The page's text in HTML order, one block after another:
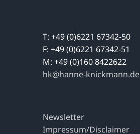
T: +49 (0)6221 67342-50
F: +49 (0)6221 67342-51
M: +49 (0)160 8422622
hk@hanne-knickmann.de
Newsletter
Impressum/Disclaimer